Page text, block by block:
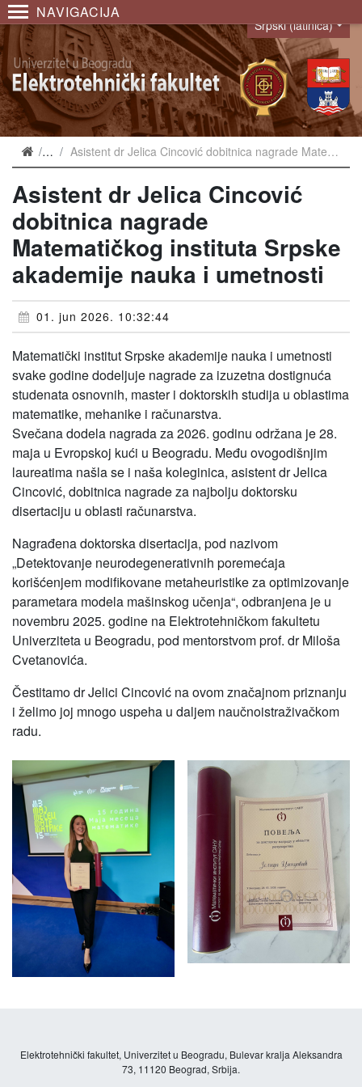
NAVIGACIJA
Language
Srpski (latinica)
VestiAsistent dr Jelica Cincović dobitnica nagrade Matematičkog instituta Srpske akademije nauka i umetnosti
Asistent dr Jelica Cincović
dobitnica nagrade
Matematičkog instituta Srpske
akademije nauka i umetnosti
01. jun 2026. 10:32:44
Matematički institut Srpske akademije nauka i umetnosti
svake godine dodeljuje nagrade za izuzetna dostignuća
studenata osnovnih, master i doktorskih studija u oblastima
matematike, mehanike i računarstva.
Svečana dodela nagrada za 2026. godinu održana je 28.
maja u Evropskoj kući u Beogradu. Među ovogodišnjim
laureatima našla se i naša koleginica, asistent dr Jelica
Cincović, dobitnica nagrade za najbolju doktorsku
disertaciju u oblasti računarstva.
Nagrađena doktorska disertacija, pod nazivom
„Detektovanje neurodegenerativnih poremećaja
korišćenjem modifikovane metaheuristike za optimizovanje
parametara modela mašinskog učenja“, odbranjena je u
novembru 2025. godine na Elektrotehničkom fakultetu
Univerziteta u Beogradu, pod mentorstvom prof. dr Miloša
Cvetanovića.
Čestitamo dr Jelici Cincović na ovom značajnom priznanju
i želimo joj mnogo uspeha u daljem naučnoistraživačkom
radu.
Elektrotehnički fakultet, Univerzitet u Beogradu, Bulevar kralja Aleksandra
73, 11120 Beograd, Srbija.